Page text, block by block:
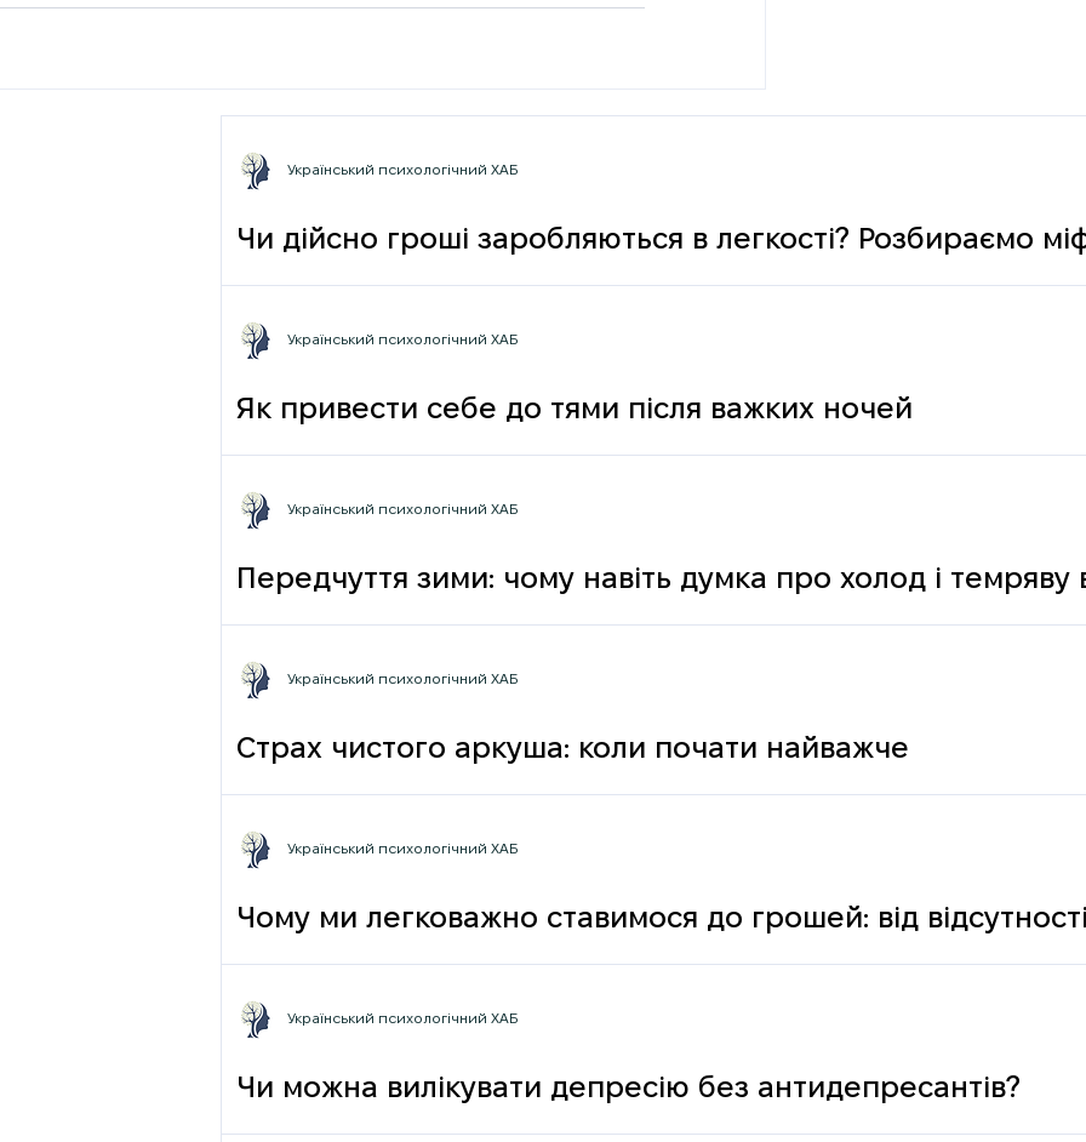
Чи дійсно гроші заробляються в легкості? Розбираємо
фрази
Український психологічний ХАБ
Як привести себе до тями після важких ночей
Український психологічний ХАБ
Передчуття зими: чому навіть думка про холод і темряву
Український психологічний ХАБ
Страх чистого аркуша: коли почати найважче
Український психологічний ХАБ
Чому ми легковажно ставимося до грошей: від
грамотності до психологічних і психічних причин
Український психологічний ХАБ
Чи можна вилікувати депресію без антидепресантів?
Український психологічний ХАБ